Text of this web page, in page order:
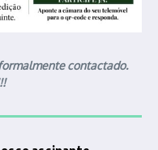
formalmente contactado.